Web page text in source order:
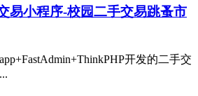
易小程序-校园二手交易跳蚤市
开发的二手交